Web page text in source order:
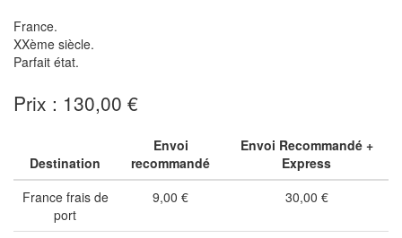
France.
XXème siècle.
Parfait état.
Prix : 130,00 €
Destination
Envoi
recommandé
Envoi Recommandé +
Express
France frais de
port
9,00 € 30,00 €